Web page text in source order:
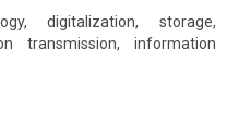
digitalization, storage,
transmission, information